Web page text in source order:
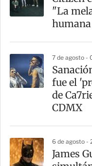
"La
7 de agosto -
fue el
de
CDMX
6 de agosto -
James